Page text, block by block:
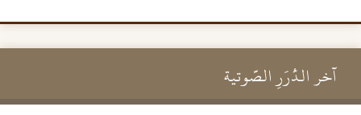
آخر الدُّرَرِ الصَّوتية